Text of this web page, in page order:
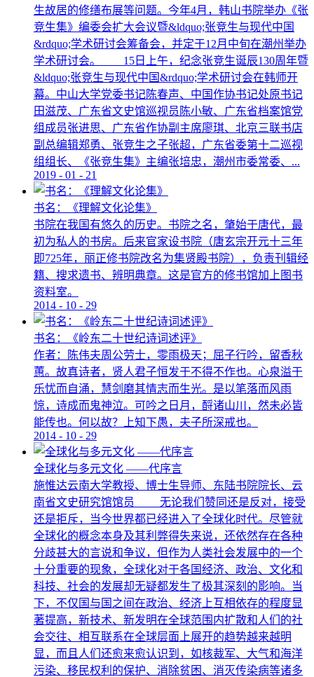
生故居的修缮布展等问题。今年4月，韩山书院举办《张
竞生集》编委会扩大会议暨&ldquo;张竞生与现代中国
&rdquo;学术研讨会筹备会，并定于12月中旬在潮州举办
学术研讨会。 15日上午，纪念张竞生诞辰130周年暨
&ldquo;张竞生与现代中国&rdquo;学术研讨会在韩师开
幕。中山大学党委书记陈春声、中国作协书记处原书记
田滋茂、广东省文史馆巡视员陈小敏、广东省档案馆党
组成员张进思、广东省作协副主席廖琪、北京三联书店
副总编辑郑勇、张竞生之子张超，广东省委第十二巡视
组组长、《张竞生集》主编张培忠，潮州市委常委、...
2019 - 01 - 21
书名：《理解文化论集》
书院在我国有悠久的历史。书院之名，肇始于唐代，最
初为私人的书房。后来官家设书院（唐玄宗开元十三年
即725年，丽正修书院改名为集贤殿书院），负责刊辑经
籍、搜求遗书、辨明典章。这是官方的修书馆加上图书
资料室。
2014 - 10 - 29
书名：《岭东二十世纪诗词述评》
作者：陈伟夫周公劳士，零雨极天；屈子行吟，留香秋
蕙。故真诗者，贤人君子恒发于不得不作也。心泉溢于
乐忧而自涌，慧剑磨其情志而生光。是以笔落而风雨
惊，诗成而鬼神泣。可吟之日月，酹诸山川，然未必皆
能传也。何以故？上知下愚，夫子所深戒也。
2014 - 10 - 29
全球化与多元文化 ——代序言
施惟达云南大学教授、博士生导师、东陆书院院长、云
南省文史研究馆馆员 无论我们赞同还是反对，接受
还是拒斥，当今世界都已经进入了全球化时代。尽管就
全球化的概念本身及其利弊得失来说，还依然存在各种
分歧甚大的言说和争议，但作为人类社会发展中的一个
十分重要的现象，全球化对于各国经济、政治、文化和
科技、社会的发展却无疑都发生了极其深刻的影响。当
下，不仅国与国之间在政治、经济上互相依存的程度显
著提高，新技术、新发明在全球范围内扩散和人们的社
会交往、相互联系在全球层面上展开的趋势越来越明
显，而且人们还愈来愈认识到，如核裁军、大气和海洋
污染、移民权利的保护、消除贫困、消灭传染病等诸多